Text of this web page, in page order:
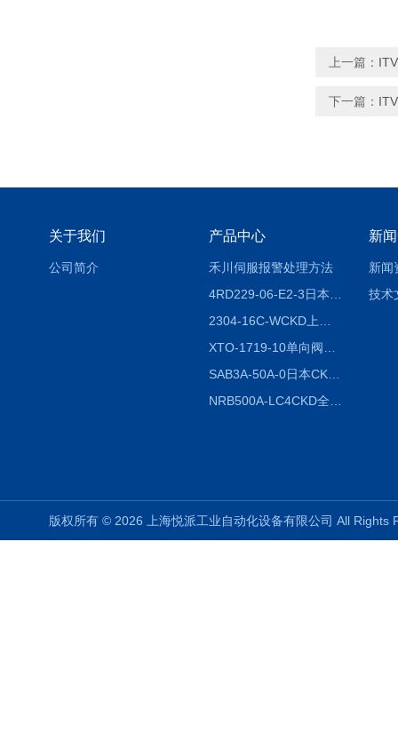
上一篇：
下一篇：
关于我们
公司简介
产品中心
禾川伺服报警处理方法
SAB3A-50A-0日本CKD全国授权代理
新
新闻
技术
版权所有 © 2026 上海悦派工业自动化设备有限公司 All